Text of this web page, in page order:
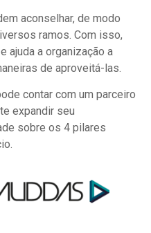
aconselhar, de modo
ramos. Com isso,
ajuda a organização a
de aproveitá-las.
contar com um parceiro
expandir seu
sobre os 4 pilares